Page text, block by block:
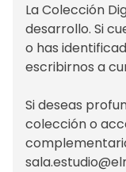
La Colección
desarrollo. Si
o has
escribirnos a
Si deseas
colección o